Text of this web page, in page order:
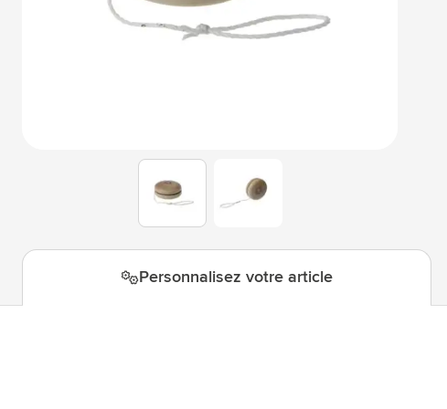
Afficher le sous-menu pour la
Afficher le sous-menu pour la
Afficher le sous-menu pour la
Personnalisez votre article